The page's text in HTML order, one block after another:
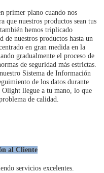
primer plano cuando nos
que nuestros productos sean tus
hemos triplicado
de nuestros productos hasta un
en gran medida en la
gradualmente el proceso de
de seguridad más estrictas.
Sistema de Información
de los datos durante
Olight llegue a tu mano, lo que
de calidad.
al Cliente
servicios excelentes.